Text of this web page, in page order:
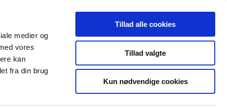
medier og
vores
kan
fra din brug
Tillad alle cookies
Tillad valgte
Kun nødvendige cookies
Udgivelser
Medicinsk
Særlige
produktområder